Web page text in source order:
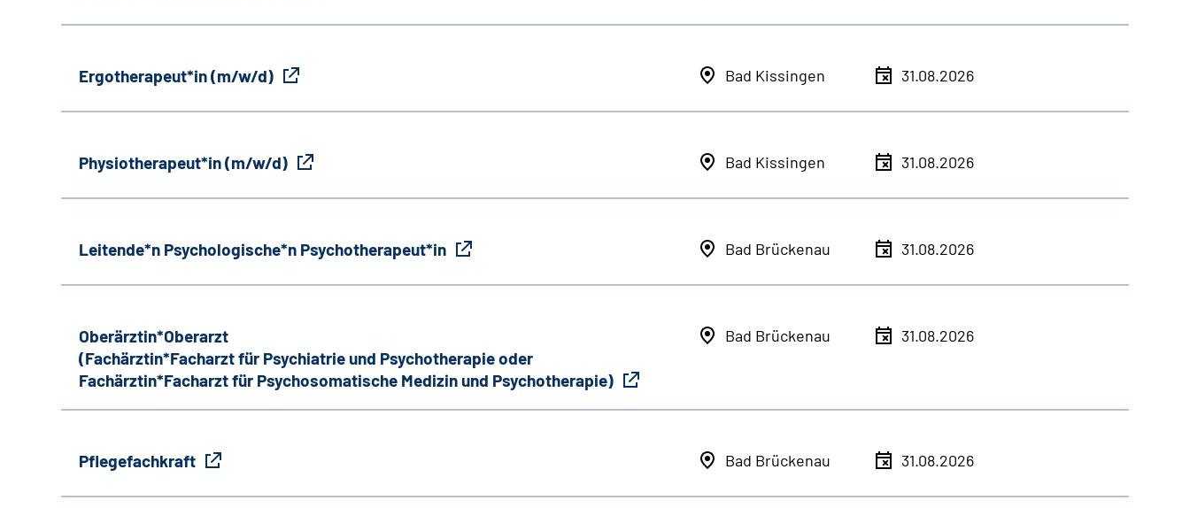
Ergotherapeut*in (m/w/d) Bad Kissingen 31.08.2026
Physiotherapeut*in (m/w/d) Bad Kissingen 31.08.2026
Leitende*n Psychologische*n Psychotherapeut*in Bad Brückenau 31.08.2026
Oberärztin*Oberarzt
(Fachärztin*Facharzt für Psychiatrie und Psychotherapie oder
Fachärztin*Facharzt für Psychosomatische Medizin und Psychotherapie)
Bad Brückenau 31.08.2026
Pflegefachkraft Bad Brückenau 31.08.2026